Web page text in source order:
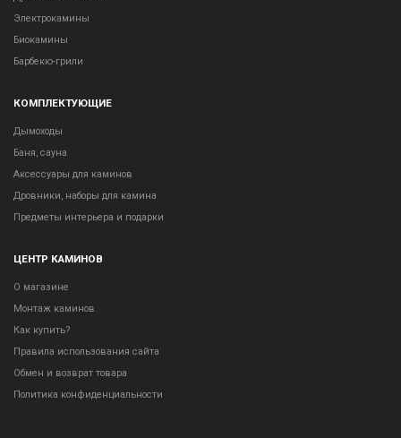
Электрокамины
Биокамины
Барбекю-грили
КОМПЛЕКТУЮЩИЕ
Дымоходы
Баня, сауна
Аксессуары для каминов
Дровники, наборы для камина
Предметы интерьера и подарки
ЦЕНТР КАМИНОВ
О магазине
Монтаж каминов
Как купить?
Правила использования сайта
Обмен и возврат товара
Политика конфиденциальности